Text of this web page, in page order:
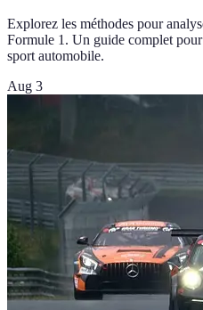
Explorez les méthodes pour
Formule 1. Un guide complet pour
sport automobile.
Aug 3